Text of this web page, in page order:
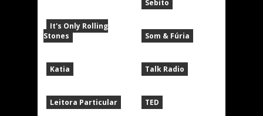
It's Only Rolling
Stones
Katia
Leitora Particular
Sebito
Som & Fúria
Talk Radio
TED